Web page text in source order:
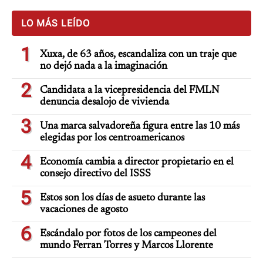
LO MÁS LEÍDO
1
Xuxa, de 63 años, escandaliza con un traje que
no dejó nada a la imaginación
2
Candidata a la vicepresidencia del FMLN
denuncia desalojo de vivienda
3
Una marca salvadoreña figura entre las 10 más
elegidas por los centroamericanos
4
Economía cambia a director propietario en el
consejo directivo del ISSS
5
Estos son los días de asueto durante las
vacaciones de agosto
6
Escándalo por fotos de los campeones del
mundo Ferran Torres y Marcos Llorente